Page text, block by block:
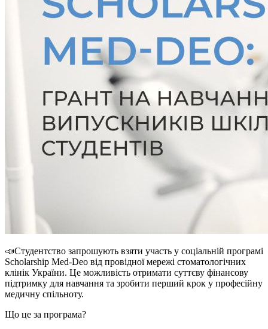
📣Студентство запрошують взяти участь у соціальній програмі
Scholarship Med-Deo від провідної мережі стоматологічних
клінік України. Це можливість отримати суттєву фінансову
підтримку для навчання та зробити перший крок у професійну
медичну спільноту.
Що це за програма?